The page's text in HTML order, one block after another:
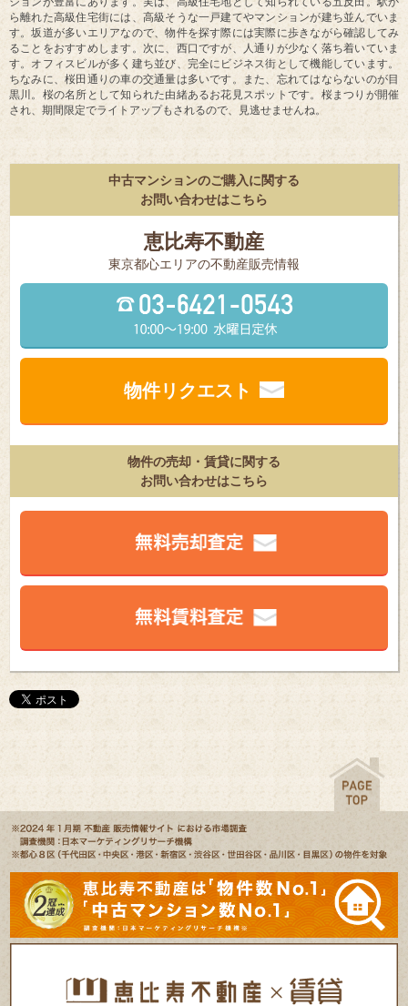
ションが豊富にあります。実は、高級住宅地として知られている五反田。駅か
ら離れた高級住宅街には、高級そうな一戸建てやマンションが建ち並んでいま
す。坂道が多いエリアなので、物件を探す際には実際に歩きながら確認してみ
ることをおすすめします。次に、西口ですが、人通りが少なく落ち着いていま
す。オフィスビルが多く建ち並び、完全にビジネス街として機能しています。
ちなみに、桜田通りの車の交通量は多いです。また、忘れてはならないのが目
黒川。桜の名所として知られた由緒あるお花見スポットです。桜まつりが開催
され、期間限定でライトアップもされるので、見逃せませんね。
中古マンションのご購入に関する
お問い合わせはこちら
恵比寿不動産
東京都⼼エリアの不動産販売情報
物件リクエスト
物件の売却・賃貸に関する
お問い合わせはこちら